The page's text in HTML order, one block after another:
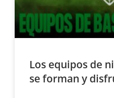
Los equipos de
se forman y